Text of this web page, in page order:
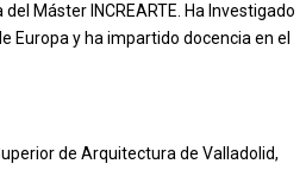
Máster INCREARTE. Ha Investigado
Europa y ha impartido docencia en el
de Arquitectura de Valladolid,